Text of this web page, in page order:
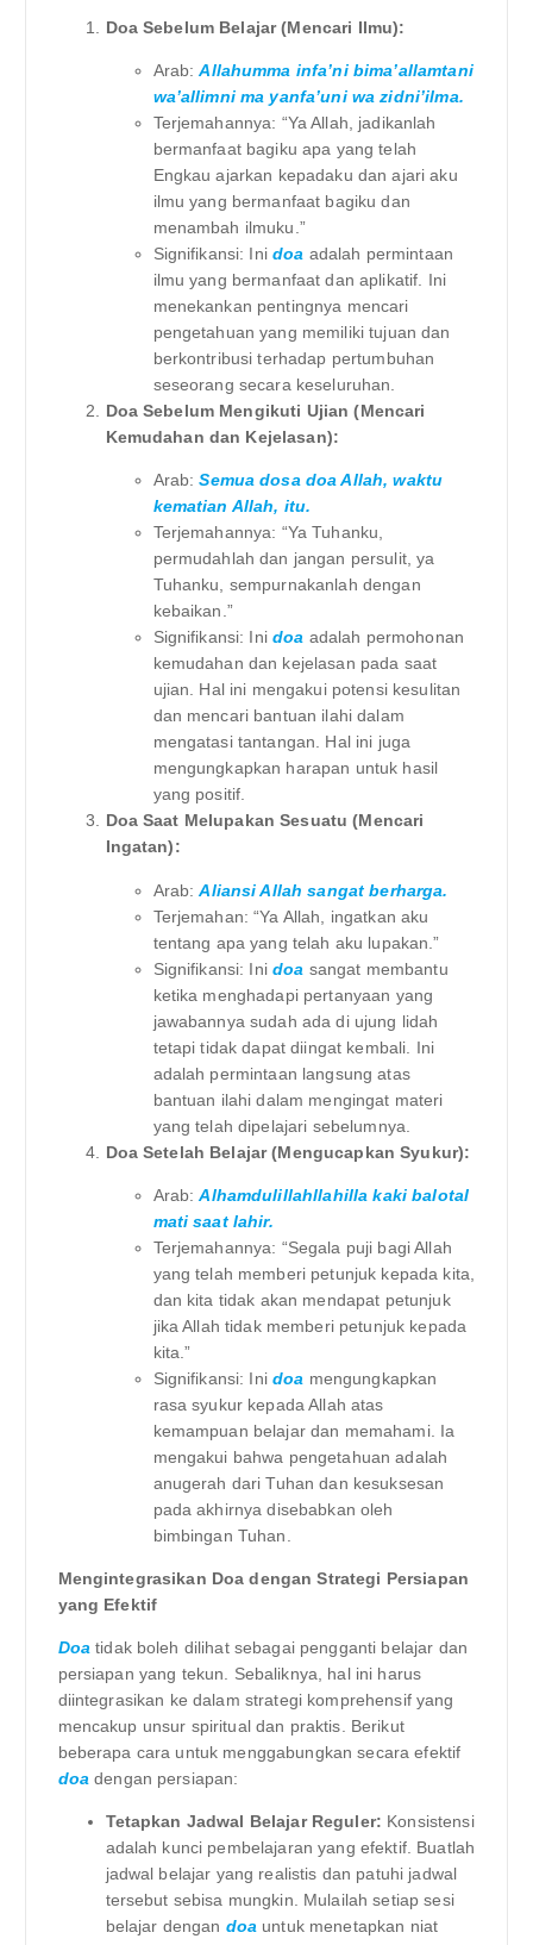
Doa Sebelum Belajar (Mencari Ilmu):
Arab:Allahumma infa’ni bima’allamtani
wa’allimni ma yanfa’uni wa zidni’ilma.
Terjemahannya: “Ya Allah, jadikanlah
bermanfaat bagiku apa yang telah
Engkau ajarkan kepadaku dan ajari aku
ilmu yang bermanfaat bagiku dan
menambah ilmuku.”
Signifikansi: Inidoa adalah permintaan
ilmu yang bermanfaat dan aplikatif. Ini
menekankan pentingnya mencari
pengetahuan yang memiliki tujuan dan
berkontribusi terhadap pertumbuhan
seseorang secara keseluruhan.
Doa Sebelum Mengikuti Ujian (Mencari
Kemudahan dan Kejelasan):
Arab:Semua dosa doa Allah, waktu
kematian Allah, itu.
Terjemahannya: “Ya Tuhanku,
permudahlah dan jangan persulit, ya
Tuhanku, sempurnakanlah dengan
kebaikan.”
Signifikansi: Inidoa adalah permohonan
kemudahan dan kejelasan pada saat
ujian. Hal ini mengakui potensi kesulitan
dan mencari bantuan ilahi dalam
mengatasi tantangan. Hal ini juga
mengungkapkan harapan untuk hasil
yang positif.
Doa Saat Melupakan Sesuatu (Mencari
Ingatan):
Arab:Aliansi Allah sangat berharga.
Terjemahan: “Ya Allah, ingatkan aku
tentang apa yang telah aku lupakan.”
Signifikansi: Inidoa sangat membantu
ketika menghadapi pertanyaan yang
jawabannya sudah ada di ujung lidah
tetapi tidak dapat diingat kembali. Ini
adalah permintaan langsung atas
bantuan ilahi dalam mengingat materi
yang telah dipelajari sebelumnya.
Doa Setelah Belajar (Mengucapkan Syukur):
Arab:Alhamdulillahllahilla kaki balotal
mati saat lahir.
Terjemahannya: “Segala puji bagi Allah
yang telah memberi petunjuk kepada kita,
dan kita tidak akan mendapat petunjuk
jika Allah tidak memberi petunjuk kepada
kita.”
Signifikansi: Inidoa mengungkapkan
rasa syukur kepada Allah atas
kemampuan belajar dan memahami. Ia
mengakui bahwa pengetahuan adalah
anugerah dari Tuhan dan kesuksesan
pada akhirnya disebabkan oleh
bimbingan Tuhan.
Mengintegrasikan Doa dengan Strategi Persiapan
yang Efektif
Doa tidak boleh dilihat sebagai pengganti belajar dan
persiapan yang tekun. Sebaliknya, hal ini harus
diintegrasikan ke dalam strategi komprehensif yang
mencakup unsur spiritual dan praktis. Berikut
beberapa cara untuk menggabungkan secara efektif
doa dengan persiapan:
Tetapkan Jadwal Belajar Reguler: Konsistensi
adalah kunci pembelajaran yang efektif. Buatlah
jadwal belajar yang realistis dan patuhi jadwal
tersebut sebisa mungkin. Mulailah setiap sesi
belajar dengan doa untuk menetapkan niat